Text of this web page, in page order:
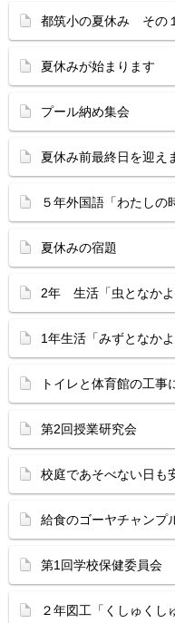
都筑小の夏休み そ
夏休みが始まります
プール納め集会
夏休み前最終日を迎え
５年外国語「わたしの
夏休みの宿題
2年 生活「虫となかよ
1年生活「みずとなかよ
トイレと体育館の工事
第2回授業研究会
校庭であそべない日も
給食のゴーヤチャンプ
第1回学校保健委員会
２年図工「くしゅくし